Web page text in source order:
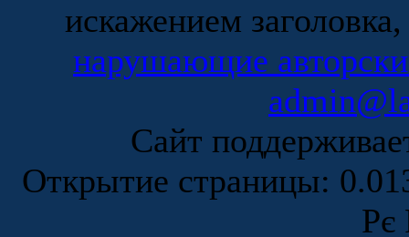
искажением
нарушающие
Сайт
Открытие страницы:
Рє